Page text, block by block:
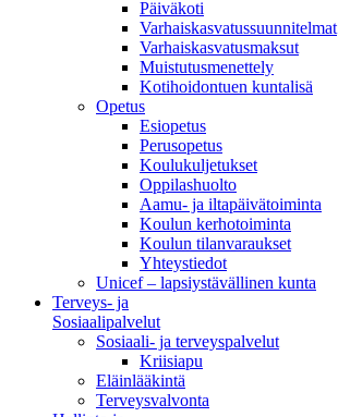
Päiväkoti
Varhaiskasvatussuunnitelmat
Varhaiskasvatusmaksut
Muistutusmenettely
Kotihoidontuen kuntalisä
Opetus
Esiopetus
Perusopetus
Koulukuljetukset
Oppilashuolto
Aamu- ja iltapäivätoiminta
Koulun kerhotoiminta
Koulun tilanvaraukset
Yhteystiedot
Unicef – lapsiystävällinen kunta
Terveys- ja
Sosiaalipalvelut
Sosiaali- ja terveyspalvelut
Kriisiapu
Eläinlääkintä
Terveysvalvonta